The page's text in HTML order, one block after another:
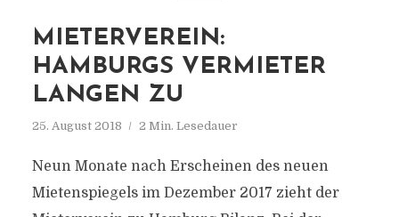
MIETERVEREIN:
HAMBURGS VERMIETER
LANGEN ZU
25. August 2018 2 Min. Lesedauer
Neun Monate nach Erscheinen des neuen
Mietenspiegels im Dezember 2017 zieht der